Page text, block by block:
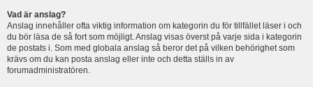
Vad är anslag?
Anslag innehåller ofta viktig information om kategorin du för tillfället läser i och
du bör läsa de så fort som möjligt. Anslag visas överst på varje sida i kategorin
de postats i. Som med globala anslag så beror det på vilken behörighet som
krävs om du kan posta anslag eller inte och detta ställs in av
forumadministratören.